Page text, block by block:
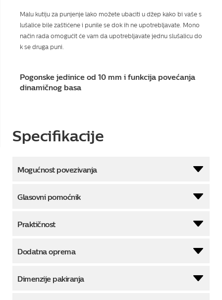
Malu kutiju za punjenje lako možete ubaciti u džep kako bi vaše s
lušalice bile zaštićene i punile se dok ih ne upotrebljavate. Mono
način rada omogućit će vam da upotrebljavate jednu slušalicu do
k se druga puni.
Pogonske jedinice od 10 mm i funkcija povećanja
dinamičnog basa
Specifikacije
Mogućnost povezivanja
Glasovni pomoćnik
Praktičnost
Dodatna oprema
Dimenzije pakiranja